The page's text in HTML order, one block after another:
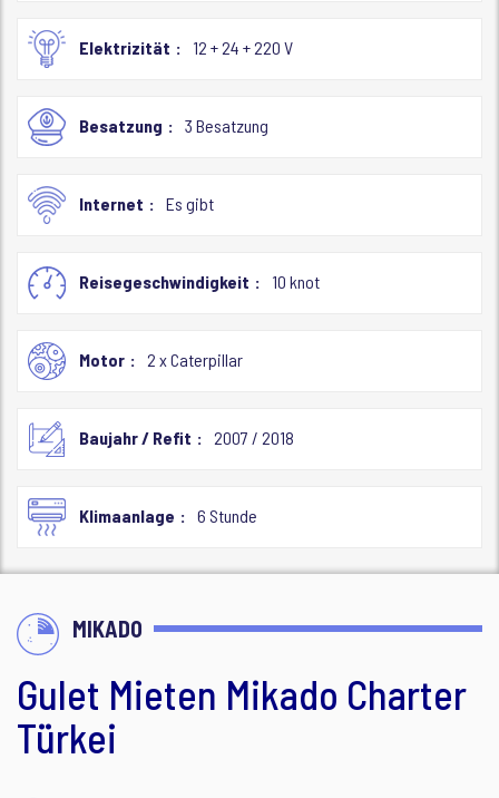
Elektrizität 12 + 24 + 220 V
Besatzung 3 Besatzung
Internet Es gibt
Reisegeschwindigkeit 10 knot
Motor 2 x Caterpillar
Baujahr / Refit 2007 / 2018
Klimaanlage 6 Stunde
MIKADO
Gulet Mieten Mikado Charter
Türkei